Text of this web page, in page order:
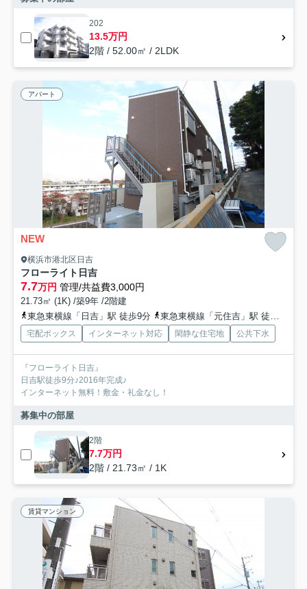
202
13.5万円
2階 / 52.00㎡ / 2LDK
アパート
NEW
横浜市港北区日吉
フローライト日吉
7.7万円 管理/共益費3,000円
21.73㎡ (1K) /築9年 /2階建
東急東横線「日吉」駅 徒歩9分
東急東横線「元住吉」駅 徒歩12分
宅配ボックス インターネット対応 閑静な住宅地 公共下水
『フローライト日吉』
日吉駅徒歩9分♪2016年完成♪
インターネット無料！敷金・礼金なし！
募集中の部屋
2階
7.7万円
2階 / 21.73㎡ / 1K
賃貸マンション